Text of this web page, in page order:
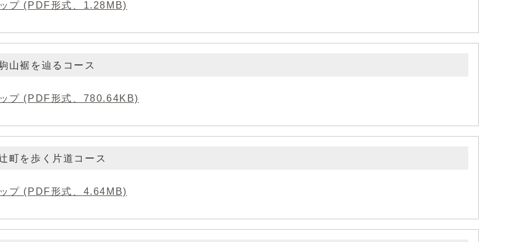
プ (PDF形式、1.28MB)
山裾を辿るコース
プ (PDF形式、780.64KB)
を歩く片道コース
プ (PDF形式、4.64MB)